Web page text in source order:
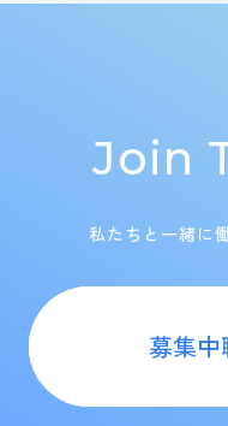
Join
私たちと一緒に
募集中